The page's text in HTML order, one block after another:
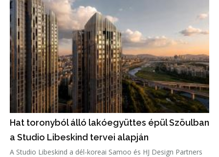
Hat toronyból álló lakóegyüttes épül Szöulban
a Studio Libeskind tervei alapján
A Studio Libeskind a dél-koreai Samoo és HJ Design Partners